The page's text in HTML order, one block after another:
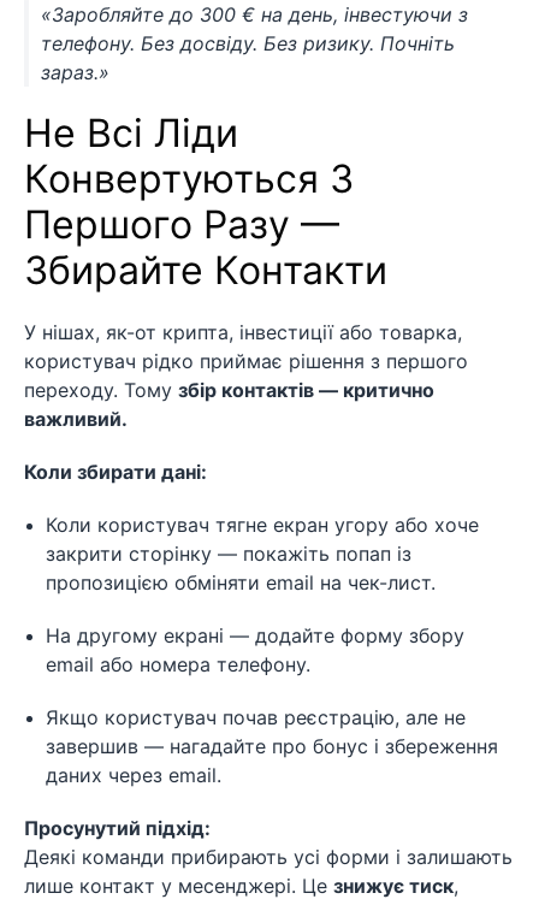
«Заробляйте до 300 € на день, інвестуючи з
телефону. Без досвіду. Без ризику. Почніть
зараз.»
Не Всі Ліди
Конвертуються З
Першого Разу —
Збирайте Контакти
У нішах, як-от крипта, інвестиції або товарка,
користувач рідко приймає рішення з першого
переходу. Тому збір контактів — критично
важливий.
Коли збирати дані:
Коли користувач тягне екран угору або хоче
закрити сторінку — покажіть попап із
пропозицією обміняти email на чек-лист.
На другому екрані — додайте форму збору
email або номера телефону.
Якщо користувач почав реєстрацію, але не
завершив — нагадайте про бонус і збереження
даних через email.
Просунутий підхід:
Деякі команди прибирають усі форми і залишають
лише контакт у месенджері. Це знижує тиск,